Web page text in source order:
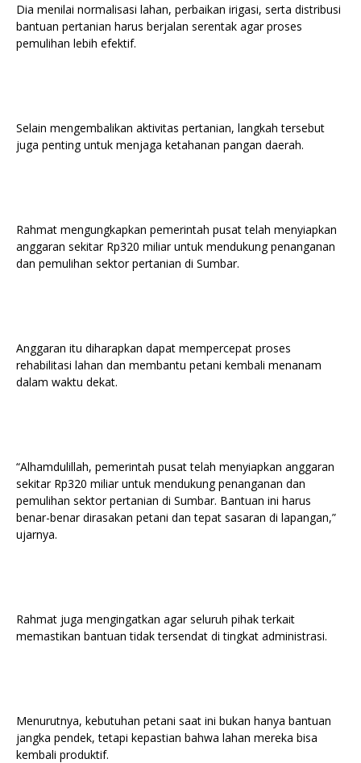
Dia menilai normalisasi lahan, perbaikan irigasi, serta distribusi
bantuan pertanian harus berjalan serentak agar proses
pemulihan lebih efektif.
Selain mengembalikan aktivitas pertanian, langkah tersebut
juga penting untuk menjaga ketahanan pangan daerah.
Rahmat mengungkapkan pemerintah pusat telah menyiapkan
anggaran sekitar Rp320 miliar untuk mendukung penanganan
dan pemulihan sektor pertanian di Sumbar.
Anggaran itu diharapkan dapat mempercepat proses
rehabilitasi lahan dan membantu petani kembali menanam
dalam waktu dekat.
“Alhamdulillah, pemerintah pusat telah menyiapkan anggaran
sekitar Rp320 miliar untuk mendukung penanganan dan
pemulihan sektor pertanian di Sumbar. Bantuan ini harus
benar-benar dirasakan petani dan tepat sasaran di lapangan,”
ujarnya.
Rahmat juga mengingatkan agar seluruh pihak terkait
memastikan bantuan tidak tersendat di tingkat administrasi.
Menurutnya, kebutuhan petani saat ini bukan hanya bantuan
jangka pendek, tetapi kepastian bahwa lahan mereka bisa
kembali produktif.